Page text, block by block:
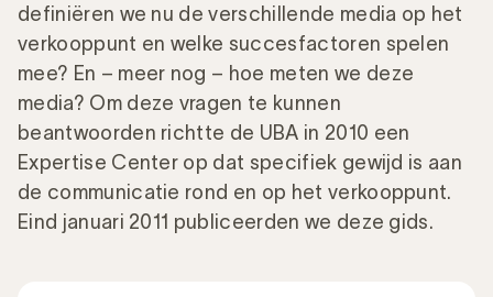
definiëren we nu de verschillende media op het
verkooppunt en welke succesfactoren spelen
mee? En – meer nog – hoe meten we deze
media? Om deze vragen te kunnen
beantwoorden richtte de UBA in 2010 een
Expertise Center op dat specifiek gewijd is aan
de communicatie rond en op het verkooppunt.
Eind januari 2011 publiceerden we deze gids.